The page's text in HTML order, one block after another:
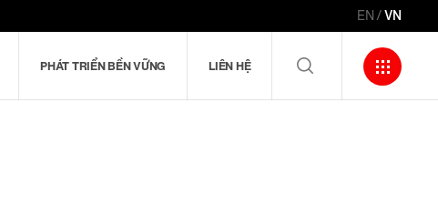
EN VN
PHÁT TRIỂN BỀN VỮNG LIÊN HỆ